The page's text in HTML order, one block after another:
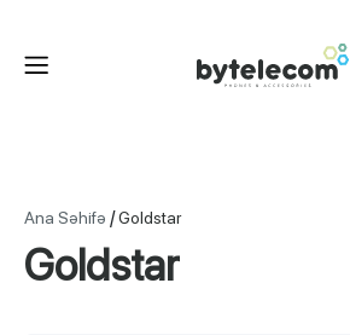
Ana Səhifə /Goldstar
Goldstar